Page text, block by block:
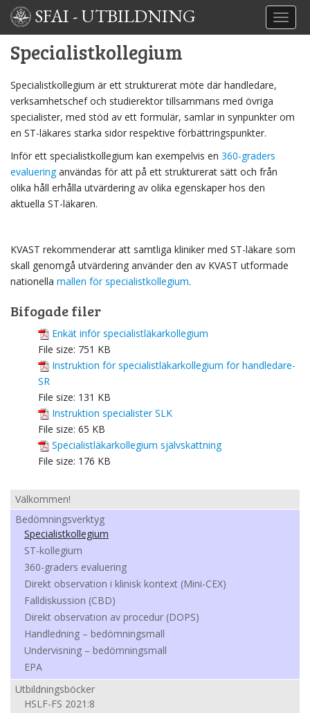
SFAI -UTBILDNING
Specialistkollegium
Specialistkollegium är ett strukturerat möte där handledare,
verksamhetschef och studierektor tillsammans med övriga
specialister, med stöd av ett formulär, samlar in synpunkter om
en ST-läkares starka sidor respektive förbättringspunkter.
Inför ett specialistkollegium kan exempelvis en 360-graders
evalueringanvändas för att på ett strukturerat sätt och från
olika håll erhålla utvärdering av olika egenskaper hos den
aktuella ST-läkaren.
KVAST rekommenderar att samtliga kliniker med ST-läkare som
skall genomgå utvärdering använder den av KVAST utformade
nationella mallen för specialistkollegium.
Bifogade filer
Enkät inför specialistläkarkollegium
File size: 751 KB
Instruktion för specialistläkarkollegium för handledare-
SR
File size: 131 KB
Instruktion specialister SLK
File size: 65 KB
Specialistläkarkollegium självskattning
File size: 176 KB
Välkommen!
Bedömningsverktyg
Specialistkollegium
ST-kollegium
360-graders evaluering
Direkt observation i klinisk kontext (Mini-CEX)
Falldiskussion (CBD)
Direkt observation av procedur (DOPS)
Handledning – bedömningsmall
Undervisning – bedömningsmall
EPA
Utbildningsböcker
HSLF-FS 2021:8